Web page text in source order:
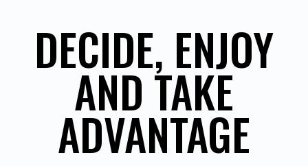
DECIDE, ENJOY
AND TAKE
ADVANTAGE